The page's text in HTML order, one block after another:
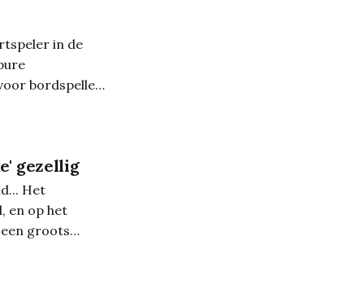
in de
bordspellen
gezellig
Het
en op het
groots